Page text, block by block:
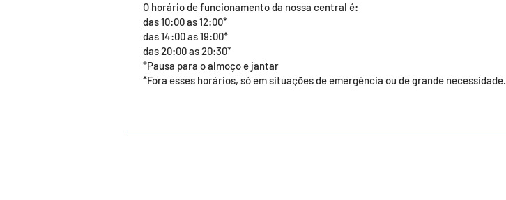
O horário de funcionamento da nossa central é:
das 10:00 as 12:00*
das 14:00 as 19:00*
das 20:00 as 20:30*
*Pausa para o almoço e jantar
*Fora esses horários, só em situações de emergência ou de grande necessidade.